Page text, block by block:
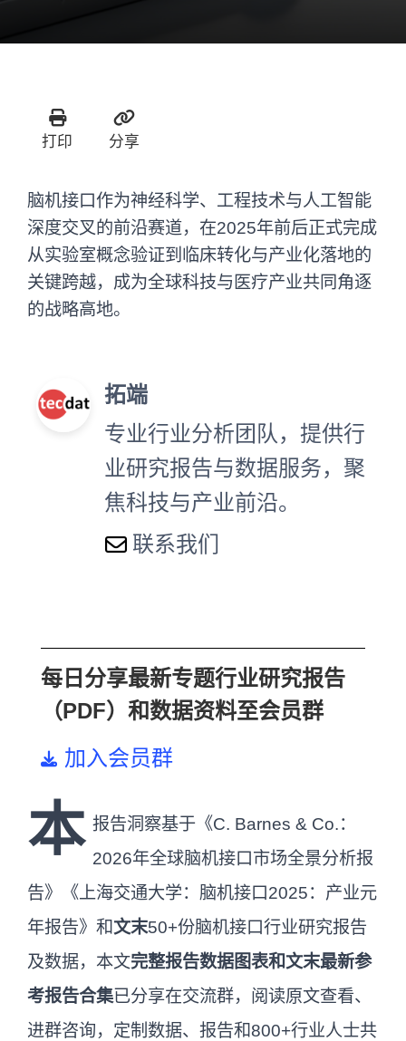
打印 分享
脑机接口作为神经科学、工程技术与人工智能
深度交叉的前沿赛道，在2025年前后正式完成
从实验室概念验证到临床转化与产业化落地的
关键跨越，成为全球科技与医疗产业共同角逐
的战略高地。
拓端
专业行业分析团队，提供行
业研究报告与数据服务，聚
焦科技与产业前沿。
联系我们
每日分享最新专题行业研究报告
（PDF）和数据资料至会员群
加入会员群
本 报告洞察基于《C. Barnes & Co.：
2026年全球脑机接口市场全景分析报
告》《上海交通大学：脑机接口2025：产业元
年报告》和文末50+份脑机接口行业研究报告
及数据，本文完整报告数据图表和文末最新参
考报告合集已分享在交流群，阅读原文查看、
进群咨询，定制数据、报告和800+行业人士共